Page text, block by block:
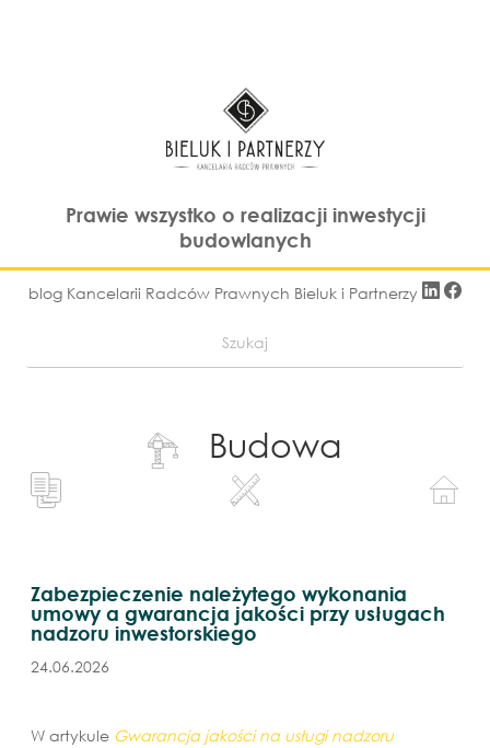
Prawie wszystko o realizacji inwestycji
budowlanych
blog Kancelarii Radców Prawnych Bieluk i Partnerzy
Budowa
Zabezpieczenie należytego wykonania
umowy a gwarancja jakości przy usługach
nadzoru inwestorskiego
24.06.2026
W artykule Gwarancja jakości na usługi nadzoru